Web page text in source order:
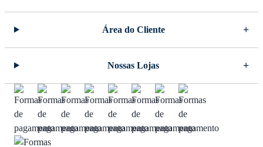
Área do Cliente
Nossas Lojas